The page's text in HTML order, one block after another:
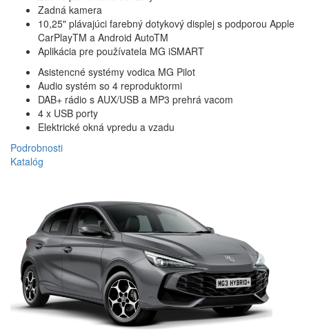
Vo vašom MG3 Hybrid+ nájdete miesto na všetko, od slnečných
okuliarov až po kufre. Držiaky na poháre na konzole, odkladací
priestor v lakťovej opierke a pod ňou si môžete dokonca prispôsobiť
podľa seba. A keď sa naložíte na víkendový výlet, 293-litrový kufor so
Zavrieť
Pred cestou
Aplikácia MG iSMART Lite vám pomôže rýchlo lokalizovať vaše vozidlo
a ľahko skontrolovať jeho stav, aby ste sa uistili, že je bezpečné a
pripravené na jazdu. Navyše môžete na diaľku zapnúť klimatizáciu na
požadovanú telplotu ešte predtým, ako nastúpite do vozidla.
Nájdite svoje vozidlo
Určite presnú polohu vášho vozidla.
Diagnostika vozidla
Jednoducho skontrolujte stav svojho vozidla a uistite sa, že je
bezpečné, kým vyrazíte.
MG iSMART Lite
Zadná kamera
10,25" plávajúci farebný dotykový displej s podporou Apple
CarPlayTM a Android AutoTM
Aplikácia pre používatela MG iSMART
Asistencné systémy vodica MG Pilot
Audio systém so 4 reproduktormi
DAB+ rádio s AUX/USB a MP3 prehrá vacom
4 x USB porty
Elektrické okná vpredu a vzadu
Podrobnosti
Katalóg